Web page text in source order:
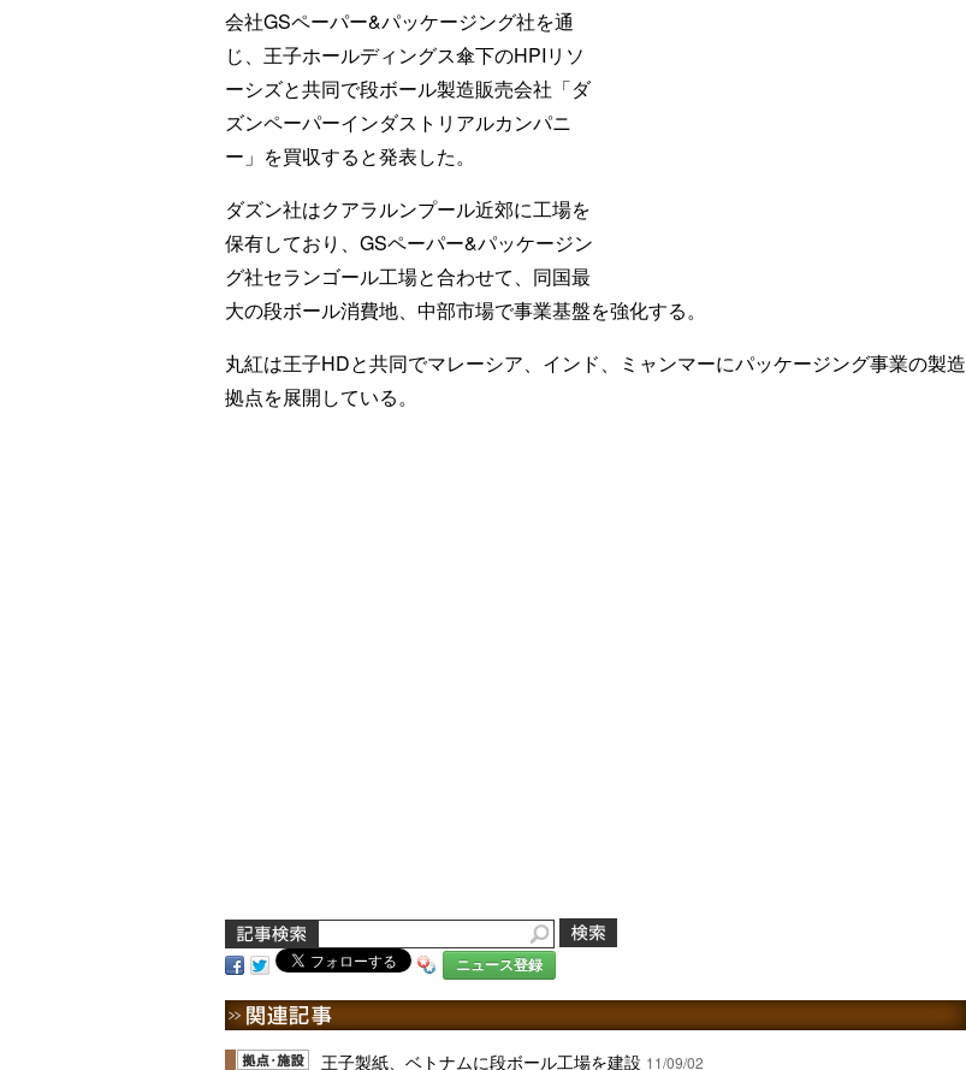
会社GSペーパー&パッケージング社を通
じ、王子ホールディングス傘下のHPIリソ
ーシズと共同で段ボール製造販売会社「ダ
ズンペーパーインダストリアルカンパニ
ー」を買収すると発表した。
ダズン社はクアラルンプール近郊に工場を
保有しており、GSペーパー&パッケージン
グ社セランゴール工場と合わせて、同国最
大の段ボール消費地、中部市場で事業基盤を強化する。
丸紅は王子HDと共同でマレーシア、インド、ミャンマーにパッケージング事業の製造
拠点を展開している。
ニュース登録
王子製紙、ベトナムに段ボール工場を建設 11/09/02